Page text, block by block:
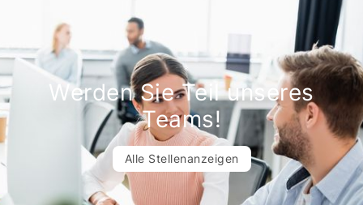
Werden Sie Teil unseres
Teams!
Alle Stellenanzeigen